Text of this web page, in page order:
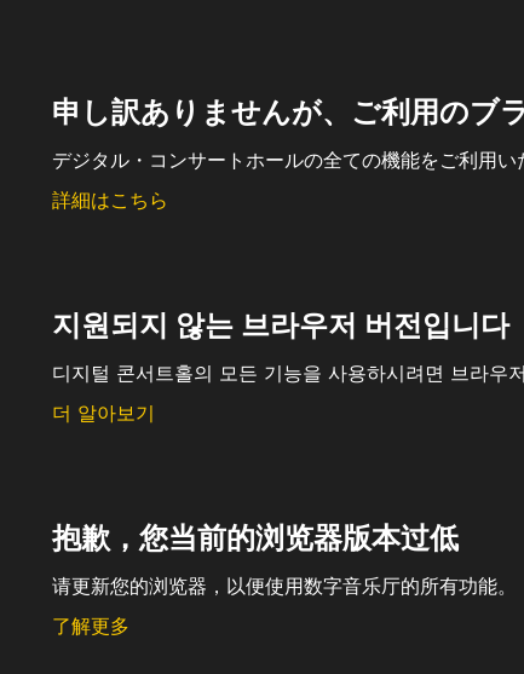
申し訳ありませんが、ご利用のブ
デジタル・コンサートホールの全ての機能をご利用
詳細はこちら
지원되지 않는 브라우저 버전입니다
디지털 콘서트홀의 모든 기능을 사용하시려면 브라우
더 알아보기
抱歉，您当前的浏览器版本过低
请更新您的浏览器，以便使用数字音乐厅的所有功能。
了解更多